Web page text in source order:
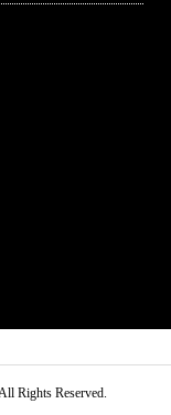
Rights Reserved.